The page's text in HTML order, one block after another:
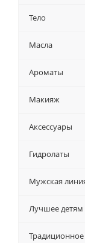
Тело
Масла
Ароматы
Макияж
Аксессуары
Гидролаты
Мужская
Лучшее детям